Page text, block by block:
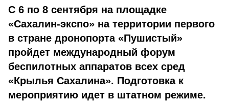
С 6 по 8 сентября на площадке
«Сахалин-экспо» на территории первого
в стране дронопорта «Пушистый»
пройдет международный форум
беспилотных аппаратов всех сред
«Крылья Сахалина». Подготовка к
мероприятию идет в штатном режиме.